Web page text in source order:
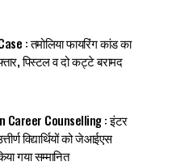
: तमोलिया फायरिंग कांड का
पिस्टल व दो कट्टे बरामद
Career Counselling : इंटर
विद्यार्थियों को जेआईएस
गया सम्मानित